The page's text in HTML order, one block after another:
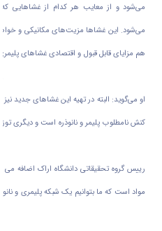
می‌شود و از معایب هر کدام از غشا‌هایی که
می‌شود. این غشا‌ها مزیت‌های مکانیکی و
هم مزایای قابل قبول و اقتصادی غشا‌های پلیمری
او می‌گوید: البته در تهیه این غشا‌های جدید
کنش نامطلوب پلیمر و نانوذره است و دیگری
رییس گروه تحقیقاتی دانشگاه اراک اضافه
مواد است که ما بتوانیم یک شبکه پلیمری و